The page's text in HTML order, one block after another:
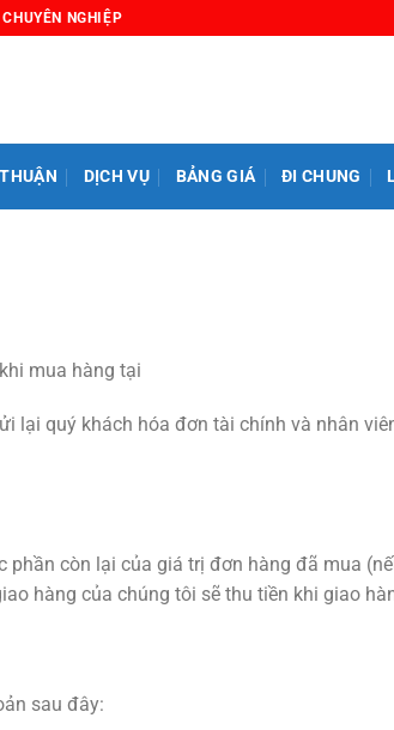
NGHIỆP
DỊCH VỤ BẢNG GIÁ ĐI CHUNG
mua hàng tại
lại quý khách hóa đơn tài chính và nhân
còn lại của giá trị đơn hàng đã mua
hàng của chúng tôi sẽ thu tiền khi giao
sau đây: